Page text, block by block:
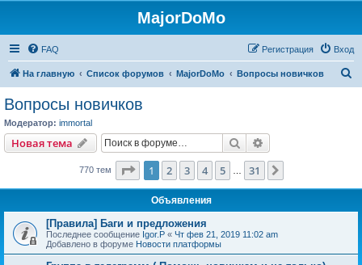
MajorDoMo
FAQ Вход
Регистрация
На главную Список форумов MajorDoMo Вопросы новичков
Вопросы новичков
Модератор: immortal
Новая тема Поиск
770 тем Страница из 31
1 2 3 4 5 31
Объявления
[Правила] Баги и предложения
Последнее сообщение Igor.P « Чт фев 21, 2019 11:02 am
Добавлено в форуме Новости платформы